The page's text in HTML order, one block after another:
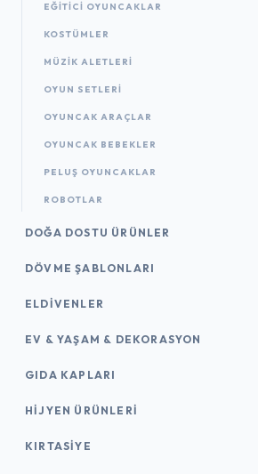
EĞITICI OYUNCAKLAR
KOSTÜMLER
MÜZIK ALETLERI
OYUN SETLERI
OYUNCAK ARAÇLAR
OYUNCAK BEBEKLER
PELUŞ OYUNCAKLAR
ROBOTLAR
DOĞA DOSTU ÜRÜNLER
DÖVME ŞABLONLARI
ELDIVENLER
EV & YAŞAM & DEKORASYON
GIDA KAPLARI
HIJYEN ÜRÜNLERI
KIRTASİYE